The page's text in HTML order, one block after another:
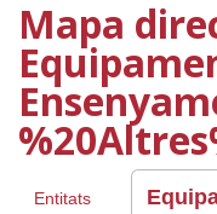
Mapa
Entitats